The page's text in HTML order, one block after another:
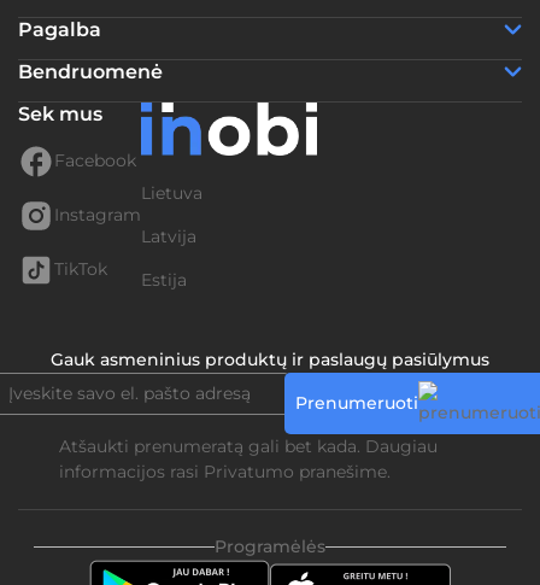
Pagalba
Bendruomenė
Sek mus
Facebook
Instagram
TikTok
Lietuva
Latvija
Estija
Gauk asmeninius produktų ir paslaugų pasiūlymus
Prenumeruoti
Atšaukti prenumeratą gali bet kada. Daugiau
informacijos rasi Privatumo pranešime.
Programėlės